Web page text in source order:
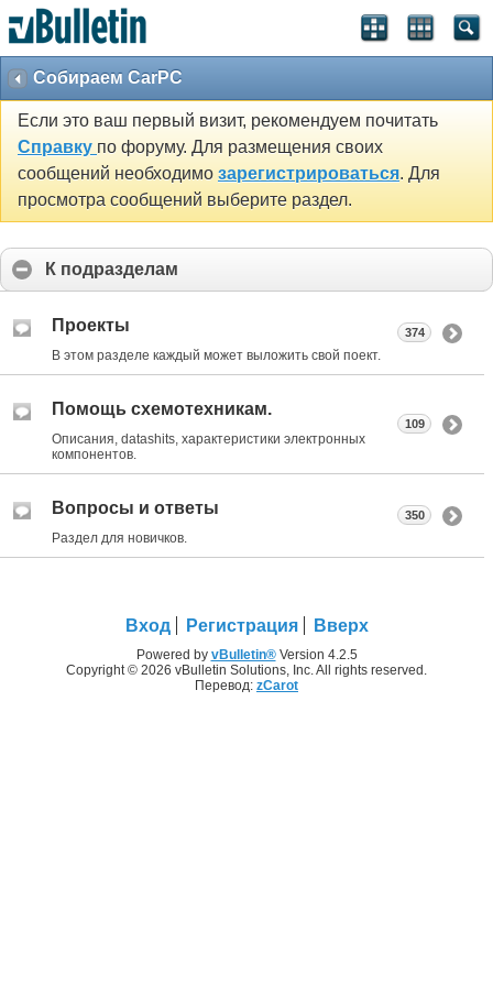
Собираем CarPC
Если это ваш первый визит, рекомендуем почитать
Справку по форуму. Для размещения своих
сообщений необходимо зарегистрироваться. Для
просмотра сообщений выберите раздел.
К подразделам
Проекты
В этом разделе каждый может выложить свой поект.
374
Помощь схемотехникам.
Описания, datashits, характеристики электронных
компонентов.
109
Вопросы и ответы
Раздел для новичков.
350
Вход Регистрация Вверх
Powered by vBulletin®Version 4.2.5
Copyright © 2026 vBulletin Solutions, Inc. All rights reserved.
Перевод: zCarot